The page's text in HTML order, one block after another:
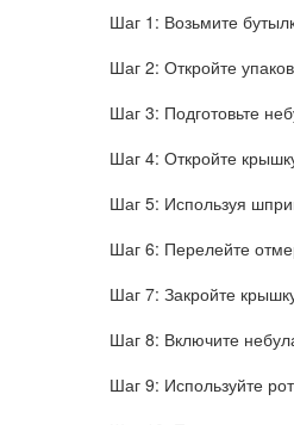
Шаг 1: Возьмите
Шаг 2: Откройте
Шаг 3: Подготовьте
Шаг 4: Откройте
Шаг 5: Используя
Шаг 6: Перелейте
Шаг 7: Закройте
Шаг 8: Включите
Шаг 9: Используйте